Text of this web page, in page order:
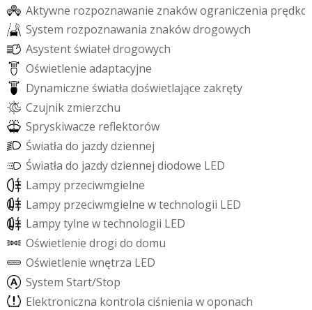
Aktywne rozpoznawanie znakówograniczenia prędko
System rozpoznawania znakówdrogowych
Asystent światełdrogowych
Oświetlenie adaptacyjne
Dynamiczne światła doświetlające zakręty
Czujnik zmierzchu
Spryskiwacze refektorów
Światła do jazdydziennej
Światła do jazdydziennej diodowe LED
Lampy przeciwmgielne
Lampy przeciwmgielne wtechnologii LED
Lampytylne wtechnologii LED
Oświetlenie drogi do domu
Oświetlenie wnętrza LED
System Start/Stop
Elektroniczna kontrola ciśnienia woponach